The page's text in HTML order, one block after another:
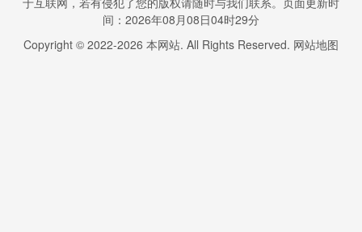
间：2026年08月08日04时29分
Copyright © 2022-2026 本网站. All Rights Reserved. 网站地图